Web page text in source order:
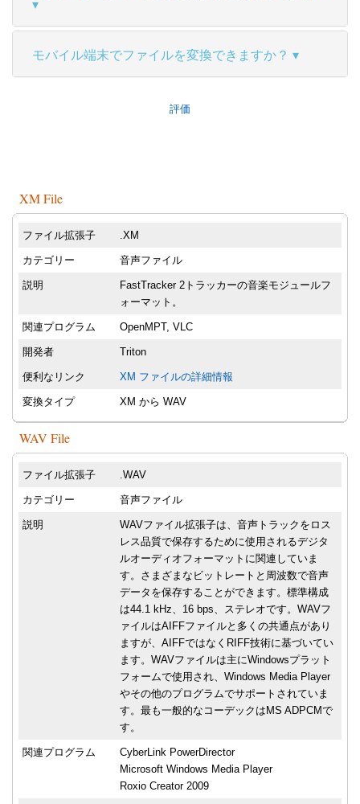
モバイル端末でファイルを変換できますか？
評価
XM File
ファイル拡張子 .XM
カテゴリー 音声ファイル
説明
FastTracker 2トラッカーの音楽モジュールフ
ォーマット。
関連プログラム OpenMPT, VLC
開発者 Triton
便利なリンク XM ファイルの詳細情報
変換タイプ XM から WAV
WAV File
ファイル拡張子 .WAV
カテゴリー 音声ファイル
説明
WAVファイル拡張子は、音声トラックをロス
レス品質で保存するために使用されるデジタ
ルオーディオフォーマットに関連していま
す。さまざまなビットレートと周波数で音声
データを保存することができます。標準構成
は44.1 kHz、16 bps、ステレオです。WAVフ
ァイルはAIFFファイルと多くの共通点があり
ますが、AIFFではなくRIFF技術に基づいてい
ます。WAVファイルは主にWindowsプラット
フォームで使用され、Windows Media Player
やその他のプログラムでサポートされていま
す。最も一般的なコーデックはMS ADPCMで
す。
関連プログラム
CyberLink PowerDirector
Microsoft Windows Media Player
Roxio Creator 2009